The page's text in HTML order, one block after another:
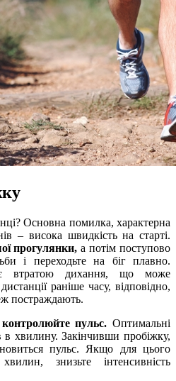
Основна помилка, характерна
– висока швидкість на старті.
прогулянки, а потім поступово
і переходьте на біг плавно.
втратою дихання, що може
раніше часу, відповідно,
постраждають.
контролюйте пульс. Оптимальні
в хвилину. Закінчивши пробіжку,
пульс. Якщо для цього
знизьте інтенсивність